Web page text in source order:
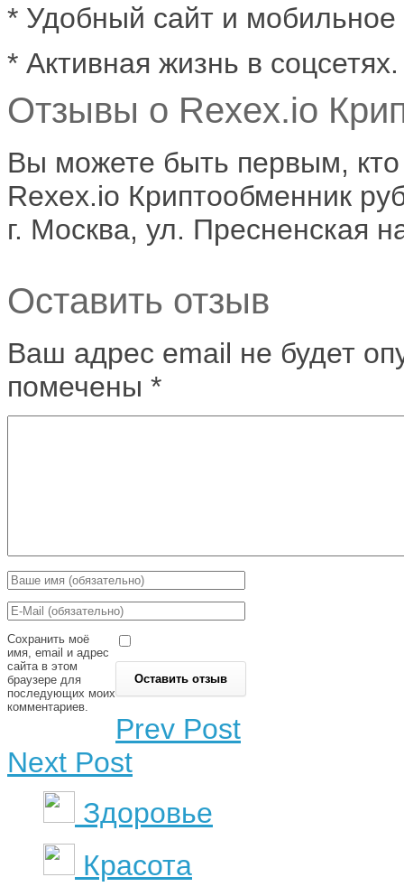
* Удобный сайт и
* Активная жизнь в
Отзывы о Rexex.io
Вы можете быть первым,
Rexex.io Криптообменник
г. Москва, ул. Пресненская
Оставить отзыв
Ваш адрес email не будет
помечены *
Сохранить моё
имя, email и адрес
сайта в этом
браузере для
последующих моих
комментариев.
Prev Post
Next Post
Здоровье
Красота